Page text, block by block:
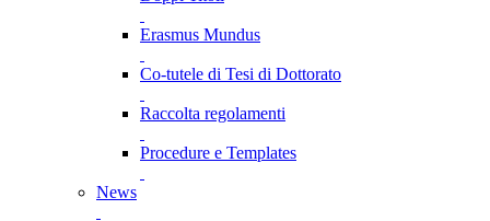
Erasmus Mundus
Co-tutele di Tesi di Dottorato
Raccolta regolamenti
Procedure e Templates
News